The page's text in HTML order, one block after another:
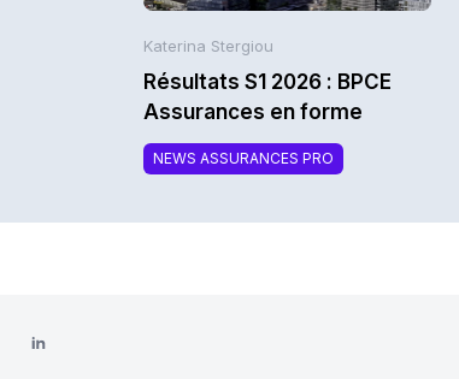
Katerina Stergiou
Résultats S1 2026 : BPCE
Assurances en forme
NEWS ASSURANCES PRO
LinkedIn